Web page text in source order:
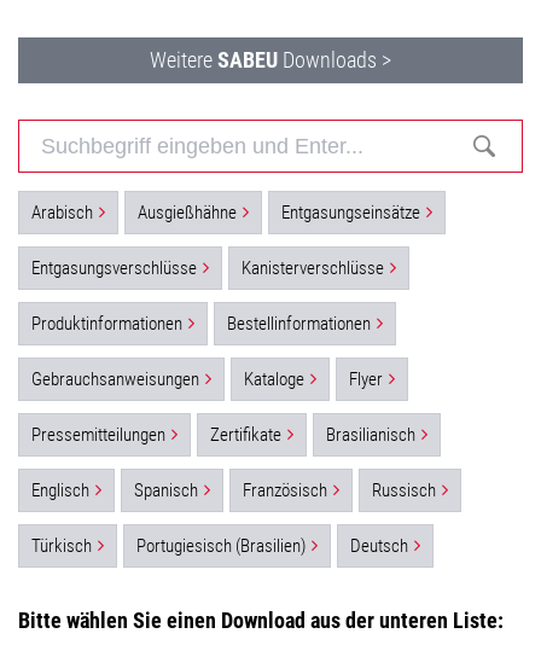
WeitereSABEU Downloads >
Arabisch Ausgießhähne Entgasungseinsätze
Entgasungsverschlüsse Kanisterverschlüsse
Produktinformationen Bestellinformationen
Gebrauchsanweisungen Kataloge Flyer
Pressemitteilungen Zertifikate Brasilianisch
Englisch Spanisch Französisch Russisch
Türkisch Portugiesisch (Brasilien) Deutsch
Bitte wählen Sie einen Download aus der unteren Liste: